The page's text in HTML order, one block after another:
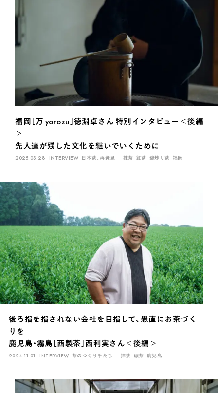
福岡［万 yorozu］徳淵卓さん 特別インタビュー＜後編
＞
先人達が残した文化を継いでいくために
2025.03.28 INTERVIEW 日本茶、再発見 抹茶 紅茶 釜炒り茶 福岡
後ろ指を指されない会社を目指して、愚直にお茶づく
りを
鹿児島・霧島［西製茶］西利実さん＜後編＞
2024.11.01 INTERVIEW 茶のつくり手たち 抹茶 碾茶 鹿児島